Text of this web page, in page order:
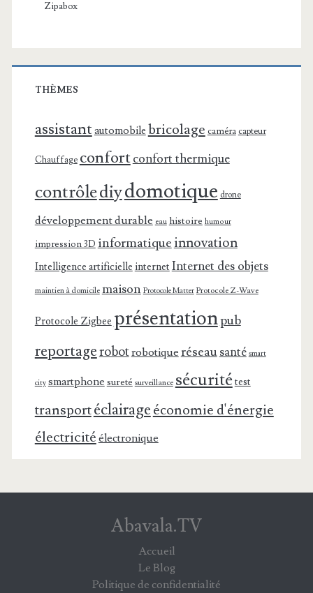
Zipabox
THÈMES
assistant automobile bricolage caméra capteur
Chauffage confortconfort thermique
contrôlediydomotique drone
développement durable eau histoire humour
impression 3D informatiqueinnovation
Intelligence artificielle internet Internet des objets
maintien à domicile maison Protocole Matter Protocole Z-Wave
Protocole Zigbee présentationpub
reportagerobotrobotique réseausanté smart
city smartphone sureté surveillance sécuritétest
transportéclairageéconomie d'énergie
électricité électronique
Abavala.TV
Accueil
Le Blog
Politique de confidentialité